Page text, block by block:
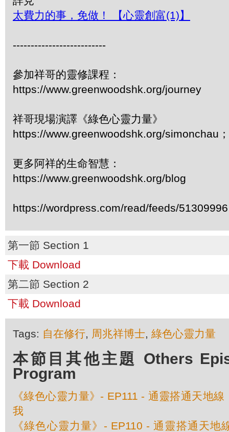
太費力的事，免做！ 【心靈創富(1)】
--------------------------
參加祥哥的靈修課程：
https://www.greenwoodshk.org/journey
祥哥現場演譯《綠色心靈力量》
https://www.greenwoodshk.org/simonchau
更多阿祥的生命智慧：
https://www.greenwoodshk.org/blog
https://wordpress.com/read/feeds/51309996
第一節 Section 1
下載 Download
第二節 Section 2
下載 Download
Tags: 自在修行, 周兆祥博士, 綠色心靈力量
本節目其他主題 Others
Program
《綠色心靈力量》- EP111 - 通靈搭通天地
我
《綠色心靈力量》- EP110 - 通靈搭通天地